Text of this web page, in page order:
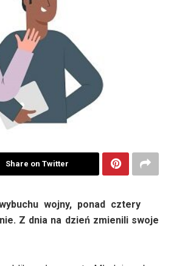
Share on Twitter
wojny, ponad cztery
Z dnia na dzień zmienili swoje